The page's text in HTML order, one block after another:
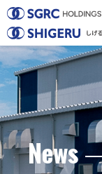
News